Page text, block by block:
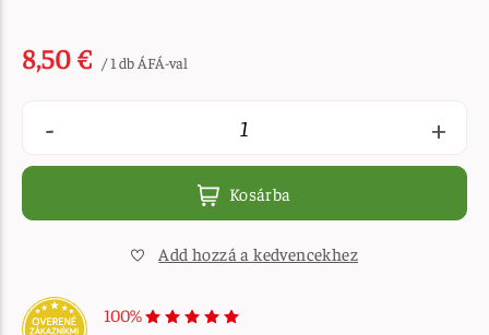
8,50 € / 1 db ÁFÁ-val
- +
Kosárba
Add hozzá a kedvencekhez
100%